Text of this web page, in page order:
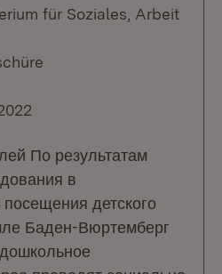
für Soziales, Arbeit
По результатам
в
детского
Баден-Вюртемберг